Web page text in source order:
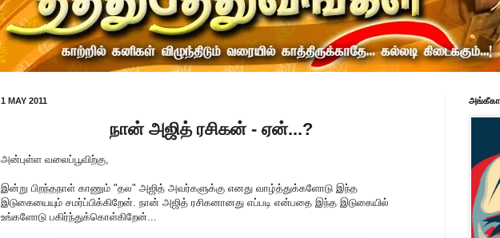
1 MAY 2011
நான் அஜித் ரசிகன் - ஏன்...?
அன்புள்ள வலைப்பூவிற்கு,
இன்று பிறந்தநாள் காணும் "தல" அஜித் அவர்களுக்கு எனது வாழ்த்துக்களோடு இந்த
இடுகையையும் சமர்ப்பிக்கிறேன். நான் அஜித் ரசிகனானது எப்படி என்பதை இந்த இடுகையில்
உங்களோடு பகிர்ந்துக்கொள்கிறேன்...